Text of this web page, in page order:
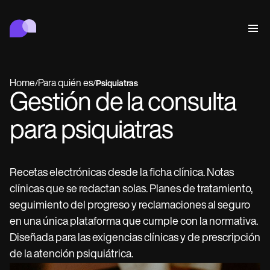
Conductual
Médica
Cumplimiento y seguridad
IA de Carepatron
Get started for free
Conecta
Agenda
Automatic reminders
Mensaje
Client messaging
SMS and email
Atención
Telehealth video
In session notes
Documenta
AI Scribe
Clinical notes
Trata
ePrescribe
NEW
Treatment plans
Factura
Invoicing and payments
Gestión de consultas
Cumplimiento y seguridad
IA de Carepatron
Ver el flujo de trabajo completo
Who we're for
Behavioral
Mental health
Psychologists
Therapists
Dentists
Nurse practitioners
Nurses
Physicians
Psychiatrists
Allied
Dietitians
Nutritionists
Occupational therapists
Physical therapists
Wellness
Acupuncturists
Chiropractors
Health coaches
Book a demo
Iniciar sesión
Home/Para quién es/Psiquiatras
Gestión de la consulta
para psiquiatras
Recetas electrónicas desde la ficha clínica. Notas
clínicas que se redactan solas. Planes de tratamiento,
seguimiento del progreso y reclamaciones al seguro
en una única plataforma que cumple con la normativa.
Diseñada para las exigencias clínicas y de prescripción
de la atención psiquiátrica.